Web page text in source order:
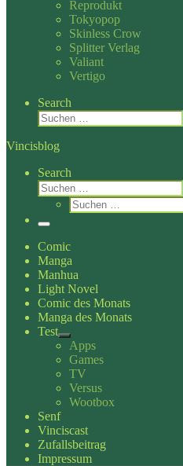
Reprodukt
Tokyopop
Skinless Crow
Splitter Verlag
Valiant
Vertigo
Search
Suche
Vincisblog
Search
Suche
Suche
Menü
Comic
Manga
Manhua
Light Novel
Comic des Monats
Manga des Monats
Test
Apps
Games
TV
Versus
Wootbox
Senf
Vinciscast
Zufallsbeitrag
Impressum